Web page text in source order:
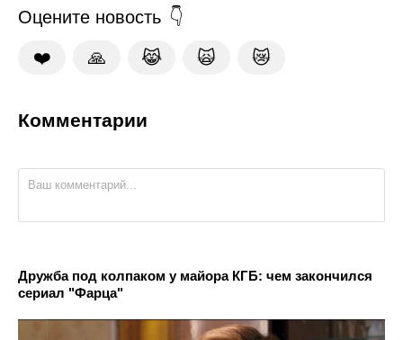
Оцените новость
❤️ 🙏 😹 🙀 😿
Комментарии
Дружба под колпаком у майора КГБ: чем закончился
сериал "Фарца"